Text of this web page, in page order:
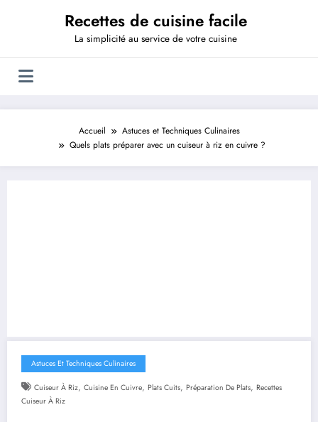
Recettes de cuisine facile
La simplicité au service de votre cuisine
Accueil
Astuces et Techniques Culinaires
Quels plats préparer avec un cuiseur à riz en cuivre ?
Astuces Et Techniques Culinaires
Cuiseur À Riz, Cuisine En Cuivre, Plats Cuits, Préparation De Plats, Recettes
Cuiseur À Riz